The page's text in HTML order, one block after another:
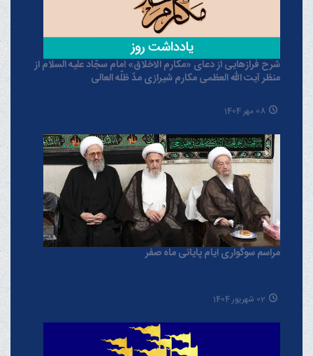
شرح فرازهایی از دعای «مکارم الاخلاق» امام سجّاد علیه السلام از
منظر آیت الله العظمی مکارم شیرازی مدّ ظلّه العالی
08 مهر 1404
مراسم سوگواری ایام پایانی ماه صفر
02 شهریور 1404